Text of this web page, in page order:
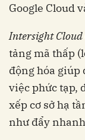
Google Cloud
Intersight
tảng mã thấp
động hóa giúp
việc phức tạp,
xếp cơ sở hạ
như đẩy